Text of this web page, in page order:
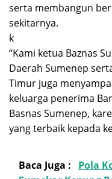
serta membangun
sekitarnya.
k
“Kami ketua Baznas
Daerah Sumenep
Timur juga
keluarga penerima
Basnas Sumenep,
yang terbaik kepada
Baca Juga :
Pola